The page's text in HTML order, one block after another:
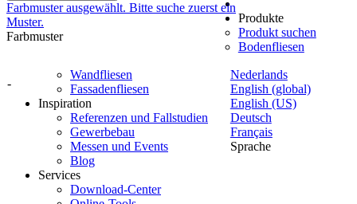
Farbmuster ausgewählt. Bitte suche zuerst ein
Muster.
Farbmuster
-
Nederlands
English (global)
English (US)
Deutsch
Français
Sprache
Produkte
Produkt suchen
Bodenfliesen
Wandfliesen
Fassadenfliesen
Inspiration
Referenzen und Fallstudien
Gewerbebau
Messen und Events
Blog
Services
Download-Center